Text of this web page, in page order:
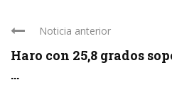
Noticia anterior
Haro con 25,8 grados
...